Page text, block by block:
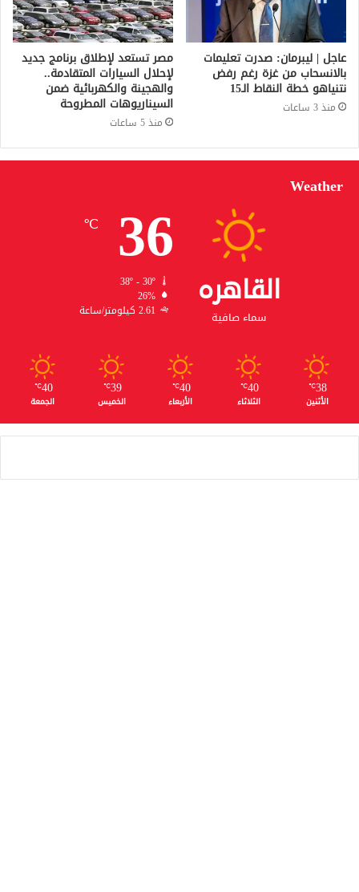
عاجل | ليبرمان: صدرت تعليمات
بالانسحاب من غزة رغم رفض
نتنياهو خطة النقاط الـ15
منذ 3 ساعات
مصر تستعد لإطلاق برنامج جديد
لإحلال السيارات المتقادمة..
والهجينة والكهربائية ضمن
السيناريوهات المطروحة
منذ 5 ساعات
Weather
القاهره
سماء صافية
36
℃
38º - 30º
26%
2.61 كيلومتر/ساعة
38
℃
الأثنين
40
℃
الثلاثاء
40
℃
الأربعاء
39
℃
الخميس
40
℃
الجمعة